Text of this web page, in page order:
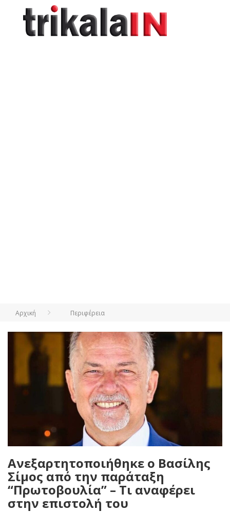
Αρχική Περιφέρεια
Ανεξαρτητοποιήθηκε ο Βασίλης
Σίμος από την παράταξη
“Πρωτοβουλία” – Τι αναφέρει
στην επιστολή του